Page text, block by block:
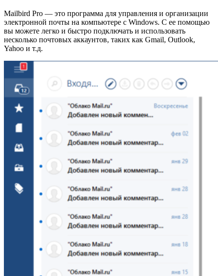
Mailbird Pro — это программа для управления и организации
электронной почты на компьютере с Windows. С ее помощью
вы можете легко и быстро подключать и использовать
несколько почтовых аккаунтов, таких как Gmail, Outlook,
Yahoo и т.д.